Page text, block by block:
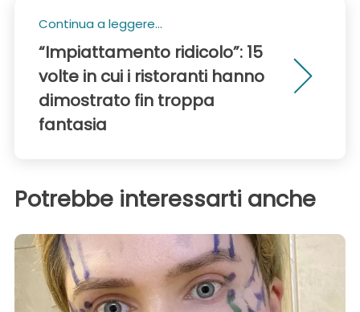
Continua a leggere...
“Impiattamento ridicolo”: 15
volte in cui i ristoranti hanno
dimostrato fin troppa
fantasia
Potrebbe interessarti anche